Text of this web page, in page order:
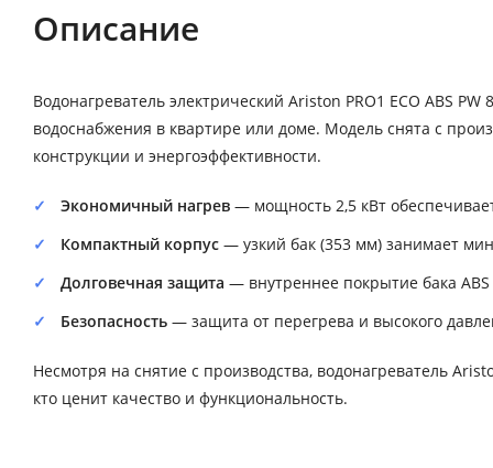
Описание
Водонагреватель электрический Ariston PRO1 ECO ABS
водоснабжения в квартире или доме. Модель снята с
конструкции и энергоэффективности.
Экономичный нагрев — мощность 2,5 кВт
Компактный корпус — узкий бак (353 мм) занимает
Долговечная защита — внутреннее покрытие бака
Безопасность — защита от перегрева и высокого
Несмотря на снятие с производства, водонагреватель
кто ценит качество и функциональность.